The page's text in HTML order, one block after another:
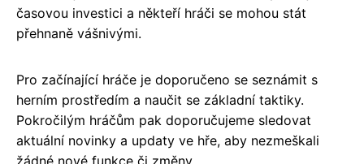
časovou investici a někteří hráči se mohou stát
přehnaně vášnivými.
Pro začínající hráče je doporučeno se seznámit s
herním prostředím a naučit se základní taktiky.
Pokročilým hráčům pak doporučujeme sledovat
aktuální novinky a updaty ve hře, aby nezmeškali
žádné nové funkce či změny.